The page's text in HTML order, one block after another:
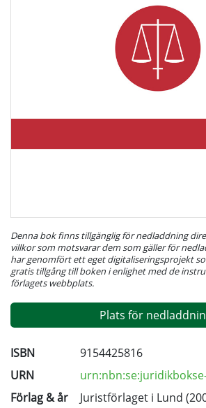
Denna bok finns tillgänglig för nedladdning
villkor som motsvarar dem som gäller för
har genomfört ett eget digitaliseringsprojekt
gratis tillgång till boken i enlighet med de
förlagets webbplats.
Plats för
ISBN
9154425816
URN
Förlag & år
Juristförlaget i Lund